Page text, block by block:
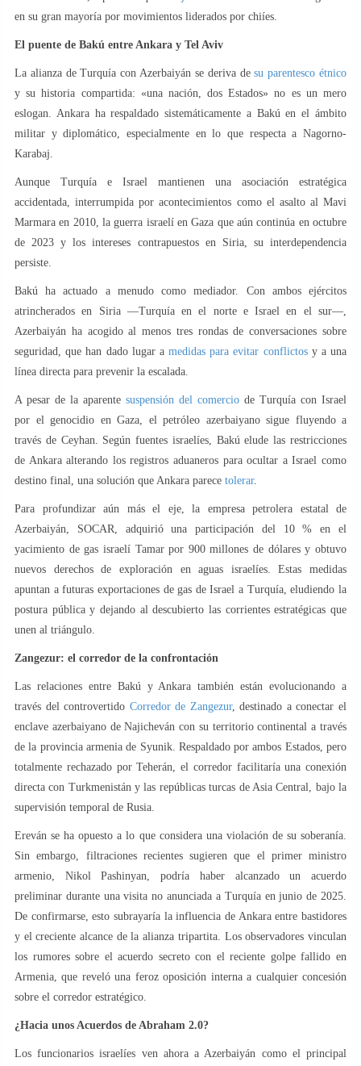
en su gran mayoría por movimientos liderados por chiíes.
El puente de Bakú entre Ankara y Tel Aviv
La alianza de Turquía con Azerbaiyán se deriva desu parentesco étnico
y su historia compartida: «una nación, dos Estados» no es un mero
eslogan. Ankara ha respaldado sistemáticamente a Bakú en el ámbito
militar y diplomático, especialmente en lo que respecta a Nagorno-
Karabaj.
Aunque Turquía e Israel mantienen una asociación estratégica
accidentada, interrumpida por acontecimientos como el asalto al Mavi
Marmara en 2010, la guerra israelí en Gaza que aún continúa en octubre
de 2023 y los intereses contrapuestos en Siria, su interdependencia
persiste.
Bakú ha actuado a menudo como mediador. Con ambos ejércitos
atrincherados en Siria —Turquía en el norte e Israel en el sur—,
Azerbaiyán ha acogido al menos tres rondas de conversaciones sobre
seguridad, que han dado lugar a medidas para evitar conflictosy a una
línea directa para prevenir la escalada.
A pesar de la aparente suspensión del comercio de Turquía con Israel
por el genocidio en Gaza, el petróleo azerbaiyano sigue fluyendo a
través de Ceyhan. Según fuentes israelíes, Bakú elude las restricciones
de Ankara alterando los registros aduaneros para ocultar a Israel como
destino final, una solución que Ankara parece tolerar.
Para profundizar aún más el eje, la empresa petrolera estatal de
Azerbaiyán, SOCAR, adquirió una participación del 10 % en el
yacimiento de gas israelí Tamar por 900 millones de dólares y obtuvo
nuevos derechos de exploración en aguas israelíes. Estas medidas
apuntan a futuras exportaciones de gas de Israel a Turquía, eludiendo la
postura pública y dejando al descubierto las corrientes estratégicas que
unen al triángulo.
Zangezur: el corredor de la confrontación
Las relaciones entre Bakú y Ankara también están evolucionando a
través del controvertido Corredor de Zangezur, destinado a conectar el
enclave azerbaiyano de Najicheván con su territorio continental a través
de la provincia armenia de Syunik. Respaldado por ambos Estados, pero
totalmente rechazado por Teherán, el corredor facilitaría una conexión
directa con Turkmenistán y las repúblicas turcas de Asia Central, bajo la
supervisión temporal de Rusia.
Ereván se ha opuesto a lo que considera una violación de su soberanía.
Sin embargo, filtraciones recientes sugieren que el primer ministro
armenio, Nikol Pashinyan, podría haber alcanzado un acuerdo
preliminar durante una visita no anunciada a Turquía en junio de 2025.
De confirmarse, esto subrayaría la influencia de Ankara entre bastidores
y el creciente alcance de la alianza tripartita. Los observadores vinculan
los rumores sobre el acuerdo secreto con el reciente golpe fallido en
Armenia, que reveló una feroz oposición interna a cualquier concesión
sobre el corredor estratégico.
¿Hacia unos Acuerdos de Abraham 2.0?
Los funcionarios israelíes ven ahora a Azerbaiyán como el principal